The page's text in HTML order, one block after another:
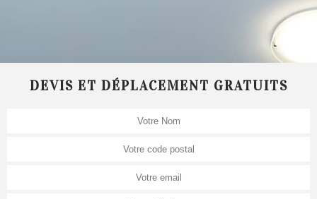
DEVIS ET DÉPLACEMENT GRATUITS